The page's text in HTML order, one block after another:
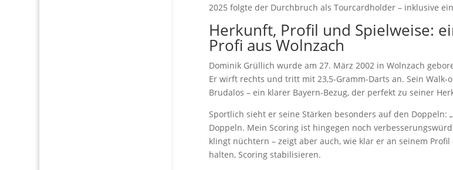
2025 folgte der Durchbruch als Tourcardholder – inklusive
Herkunft, Profil und Spielweise:
Profi aus Wolnzach
Dominik Grüllich wurde am 27. März 2002 in Wolnzach
Er wirft rechts und tritt mit 23,5-Gramm-Darts an. Sein Walk-
Brudalos – ein klarer Bayern-Bezug, der perfekt zu seiner
Sportlich sieht er seine Stärken besonders auf den Doppeln:
Doppeln. Mein Scoring ist hingegen noch
klingt nüchtern – zeigt aber auch, wie klar er an seinem
halten, Scoring stabilisieren.